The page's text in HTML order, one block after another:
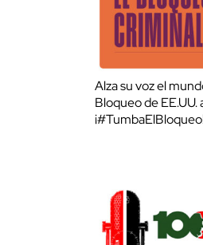
Alza su voz el
Bloqueo de EE.UU.